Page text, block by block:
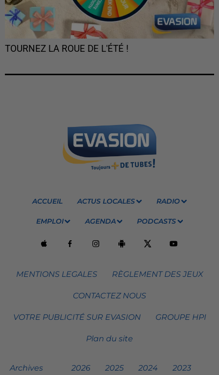
TOURNEZ LA ROUE DE L'ÉTÉ !
ACCUEIL ACTUS LOCALES RADIO
EMPLOI AGENDA PODCASTS
MENTIONS LEGALES RÈGLEMENT DES JEUX
CONTACTEZ NOUS
VOTRE PUBLICITÉ SUR EVASION GROUPE HPI
Plan du site
Archives 2026 2025 2024 2023